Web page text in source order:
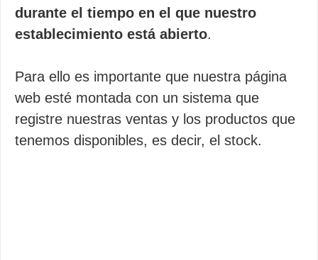
durante el tiempo en el que nuestro
establecimiento está abierto.
Para ello es importante que nuestra página
web esté montada con un sistema que
registre nuestras ventas y los productos que
tenemos disponibles, es decir, el stock.